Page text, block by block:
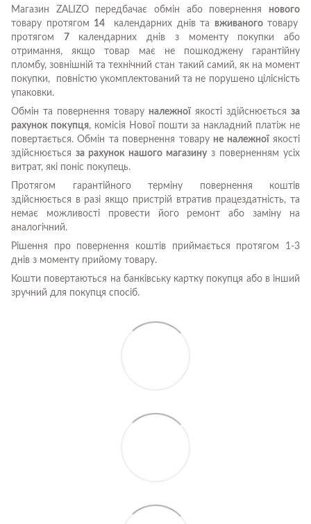
Магазин ZALIZO передбачає обмін або повернення
нового
товару протягом 14 календарних днів та вживаноготовару
протягом 7календарних днів з моменту покупки або
отримання, якщо товар має не пошкоджену гарантійну
пломбу, зовнішній та технічний стан такий самий, як на момент
покупки, повністю укомплектований та не порушено цілісність
упаковки.
Обмін та повернення товару належної якості здійснюється за
рахунок покупця, комісія Нової пошти за накладний платіж не
повертається. Обмін та повернення товару не належноїякості
здійснюється за рахунок нашого магазинуз поверненням усіх
витрат, які поніс покупець.
Протягом гарантійного терміну повернення коштів
здійснюється в разі якщо пристрій втратив працездатність, та
немає можливості провести його ремонт або заміну на
аналогічний.
Рішення про повернення коштів приймається протягом 1-3
днів з моменту прийому товару.
Кошти повертаються на банківську картку покупця або в інший
зручний для покупця спосіб.